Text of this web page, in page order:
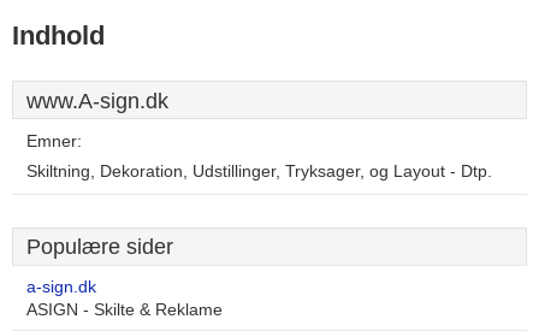
Indhold
www.A-sign.dk
Emner:
Skiltning, Dekoration, Udstillinger, Tryksager, og Layout - Dtp.
Populære sider
a-sign.dk
ASIGN - Skilte & Reklame